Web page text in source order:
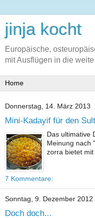
jinja kocht
Europäische,
mit Ausflügen in die
Donnerstag, 14. März 2013
Mini-Kadayif für den
Das ultimative
Meinung nach
zorra bietet
7 Kommentare:
Sonntag, 9. Dezember 2012
Doch doch...